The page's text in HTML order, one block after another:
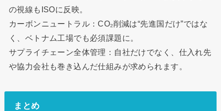
の視線もISOに反映。
カーボンニュートラル：CO₂削減は“先進国だけ”ではな
く、ベトナム工場でも必須課題に。
サプライチェーン全体管理：自社だけでなく、仕入れ先
や協力会社も巻き込んだ仕組みが求められます。
まとめ